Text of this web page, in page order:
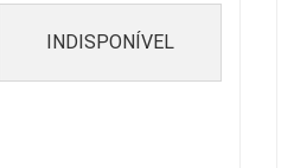
INDISPONÍVEL